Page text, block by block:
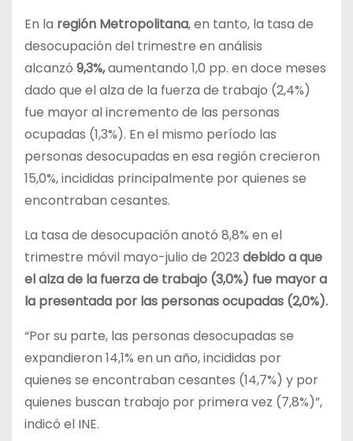
En la región Metropolitana, en tanto, la tasa de
desocupación del trimestre en análisis
alcanzó 9,3%,aumentando 1,0 pp. en doce meses
dado que el alza de la fuerza de trabajo (2,4%)
fue mayor al incremento de las personas
ocupadas (1,3%). En el mismo período las
personas desocupadas en esa región crecieron
15,0%, incididas principalmente por quienes se
encontraban cesantes.
La tasa de desocupación anotó 8,8% en el
trimestre móvil mayo-julio de 2023 debido a que
el alza de la fuerza de trabajo (3,0%) fue mayor a
la presentada por las personas ocupadas (2,0%).
“Por su parte, las personas desocupadas se
expandieron 14,1% en un año, incididas por
quienes se encontraban cesantes (14,7%) y por
quienes buscan trabajo por primera vez (7,8%)”,
indicó el INE.